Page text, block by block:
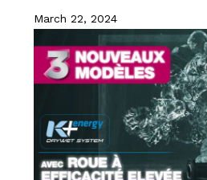
March 22, 2024